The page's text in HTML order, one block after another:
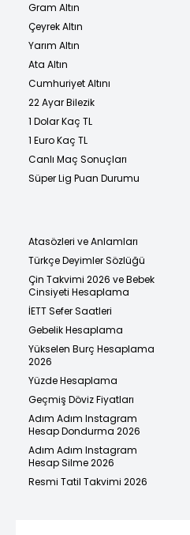
Gram Altın
Çeyrek Altın
Yarım Altın
Ata Altın
Cumhuriyet Altını
22 Ayar Bilezik
1 Dolar Kaç TL
1 Euro Kaç TL
Canlı Maç Sonuçları
Süper Lig Puan Durumu
Atasözleri ve Anlamları
Türkçe Deyimler Sözlüğü
Çin Takvimi 2026 ve Bebek
Cinsiyeti Hesaplama
İETT Sefer Saatleri
Gebelik Hesaplama
Yükselen Burç Hesaplama
2026
Yüzde Hesaplama
Geçmiş Döviz Fiyatları
Adım Adım Instagram
Hesap Dondurma 2026
Adım Adım Instagram
Hesap Silme 2026
Resmi Tatil Takvimi 2026